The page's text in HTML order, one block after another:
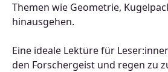
Themen wie Geometrie,
hinausgehen.
Eine ideale Lektüre für
den Forschergeist und regen zu